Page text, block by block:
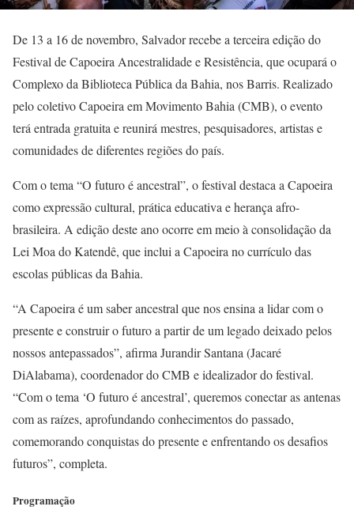
De 13 a 16 de novembro, Salvador recebe a terceira edição do
Festival de Capoeira Ancestralidade e Resistência, que ocupará o
Complexo da Biblioteca Pública da Bahia, nos Barris. Realizado
pelo coletivo Capoeira em Movimento Bahia (CMB), o evento
terá entrada gratuita e reunirá mestres, pesquisadores, artistas e
comunidades de diferentes regiões do país.
Com o tema “O futuro é ancestral”, o festival destaca a Capoeira
como expressão cultural, prática educativa e herança afro-
brasileira. A edição deste ano ocorre em meio à consolidação da
Lei Moa do Katendê, que inclui a Capoeira no currículo das
escolas públicas da Bahia.
“A Capoeira é um saber ancestral que nos ensina a lidar com o
presente e construir o futuro a partir de um legado deixado pelos
nossos antepassados”, afirma Jurandir Santana (Jacaré
DiAlabama), coordenador do CMB e idealizador do festival.
“Com o tema ‘O futuro é ancestral’, queremos conectar as antenas
com as raízes, aprofundando conhecimentos do passado,
comemorando conquistas do presente e enfrentando os desafios
futuros”, completa.
Programação